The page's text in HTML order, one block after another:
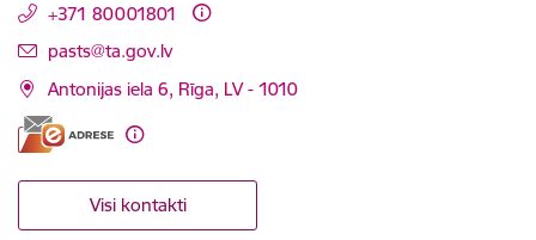
+371 80001801
E-pasts:
pasts@ta.gov.lv
Antonijas iela 6, Rīga, LV - 1010
Visi kontakti